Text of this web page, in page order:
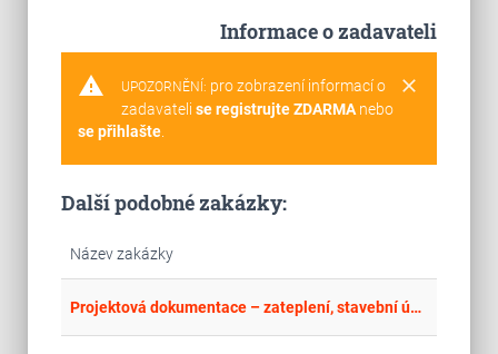
Informace o zadavateli
warning clear
UPOZORNĚNÍ: pro zobrazení informací o
zadavateli se registrujte ZDARMAnebo
se přihlašte.
Další podobné zakázky:
Název zakázky
Projektová dokumentace – zateplení, stavební úpravy a FVE na objektech Masarykova čp. 694-699 v Ostrově